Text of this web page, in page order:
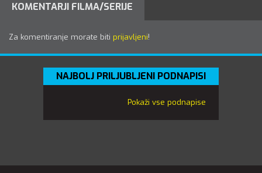
KOMENTARJI FILMA/SERIJE
Za komentiranje morate biti prijavljeni!
NAJBOLJ PRILJUBLJENI PODNAPISI
Pokaži vse podnapise